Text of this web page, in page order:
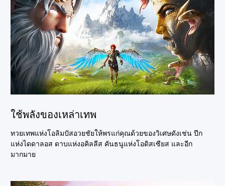
ใช้พลังของเหล่าเทพ
ทวยเทพแห่งโอลิมปัสอวยชัยให้พรแก่คุณด้วยของวิเศษดังเช่น ปีก
แห่งไดดาลอส ดาบแห่งอคิลลีส คันธนูแห่งโอดิสเซียส และอีก
มากมาย